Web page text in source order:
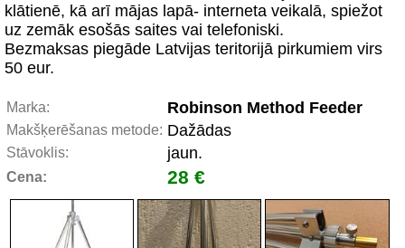
klātienē, kā arī mājas lapā- interneta veikalā, spiežot
uz zemāk esošās saites vai telefoniski.
Bezmaksas piegāde Latvijas teritorijā pirkumiem virs
50 eur.
Marka: Robinson Method Feeder
Makšķerēšanas metode: Dažādas
Stāvoklis: jaun.
Cena: 28 €